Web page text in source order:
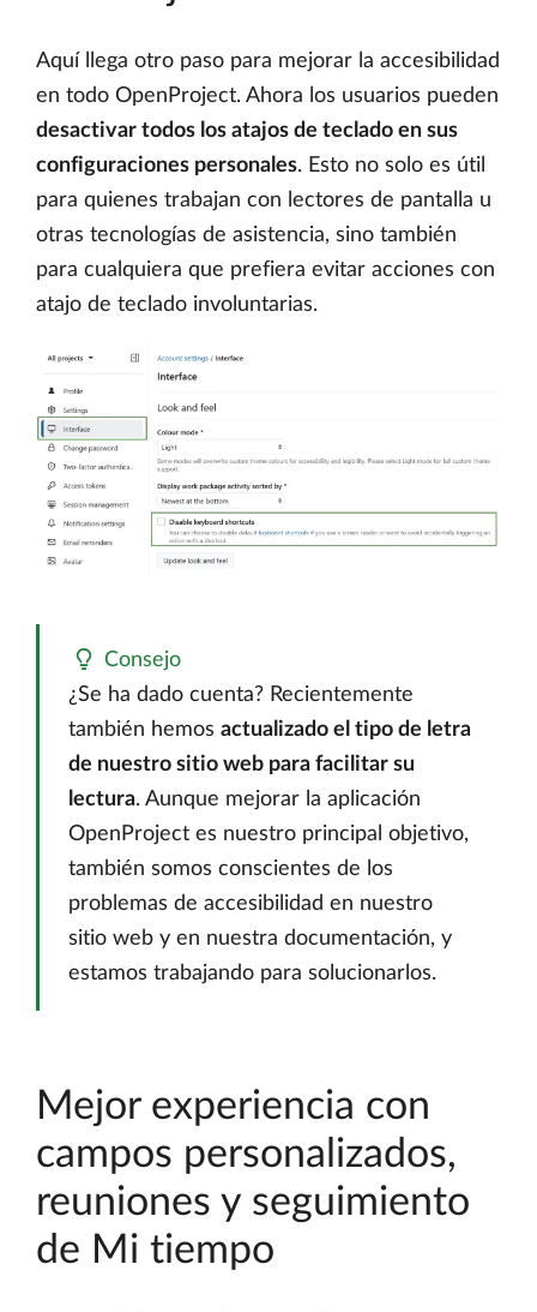
Aquí llega otro paso para mejorar la accesibilidad
en todo OpenProject. Ahora los usuarios pueden
desactivar todos los atajos de teclado en sus
configuraciones personales. Esto no solo es útil
para quienes trabajan con lectores de pantalla u
otras tecnologías de asistencia, sino también
para cualquiera que prefiera evitar acciones con
atajo de teclado involuntarias.
Consejo
¿Se ha dado cuenta? Recientemente
también hemos actualizado el tipo de letra
de nuestro sitio web para facilitar su
lectura. Aunque mejorar la aplicación
OpenProject es nuestro principal objetivo,
también somos conscientes de los
problemas de accesibilidad en nuestro
sitio web y en nuestra documentación, y
estamos trabajando para solucionarlos.
Mejor experiencia con
campos personalizados,
reuniones y seguimiento
de Mi tiempo